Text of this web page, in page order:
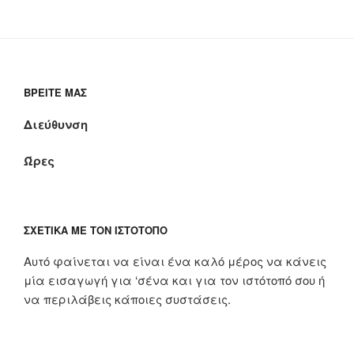
ΒΡΕΊΤΕ ΜΑΣ
Διεύθυνση
Ώρες
ΣΧΕΤΙΚΆ ΜΕ ΤΟΝ ΙΣΤΌΤΟΠΟ
Αυτό φαίνεται να είναι ένα καλό μέρος να κάνεις
μία εισαγωγή για ‘σένα και για τον ιστότοπό σου ή
να περιλάβεις κάποιες συστάσεις.